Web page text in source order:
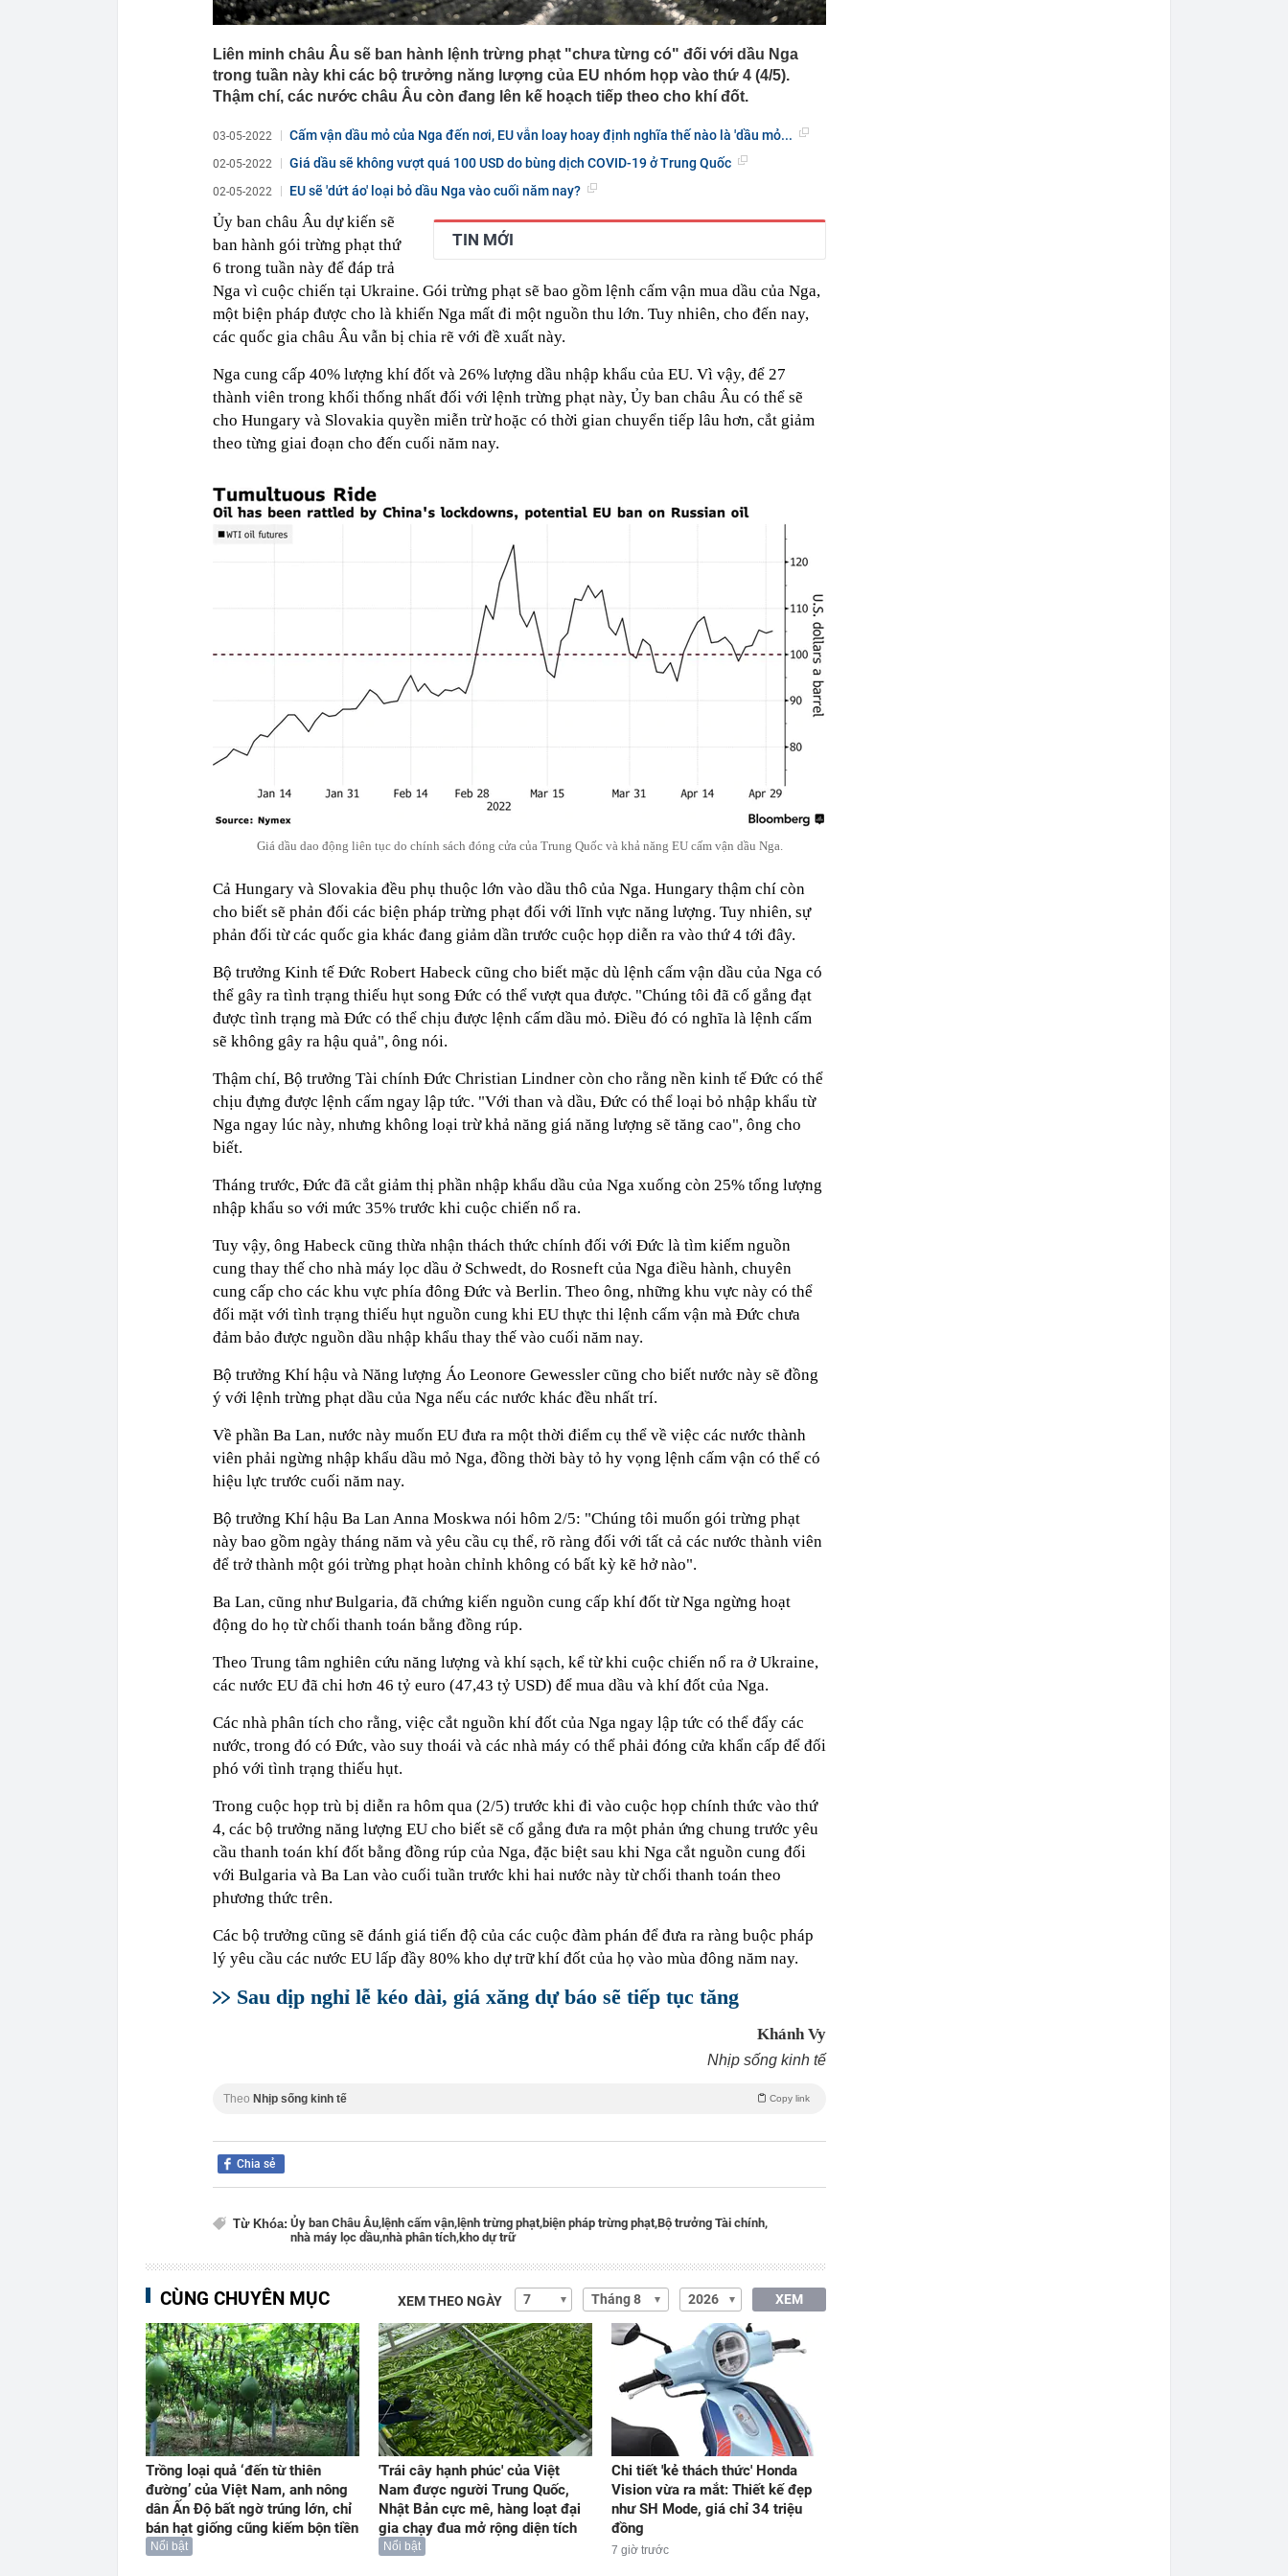
Liên minh châu Âu sẽ ban hành lệnh trừng phạt "chưa từng có" đối với dầu Nga
trong tuần này khi các bộ trưởng năng lượng của EU nhóm họp vào thứ 4 (4/5).
Thậm chí, các nước châu Âu còn đang lên kế hoạch tiếp theo cho khí đốt.
03-05-2022 Cấm vận dầu mỏ của Nga đến nơi, EU vẫn loay hoay định nghĩa thế nào là 'dầu mỏ...
02-05-2022 Giá dầu sẽ không vượt quá 100 USD do bùng dịch COVID-19 ở Trung Quốc
02-05-2022 EU sẽ 'dứt áo' loại bỏ dầu Nga vào cuối năm nay?
TIN MỚI
Ủy ban châu Âu dự kiến sẽ
ban hành gói trừng phạt thứ
6 trong tuần này để đáp trả
Nga vì cuộc chiến tại Ukraine. Gói trừng phạt sẽ bao gồm lệnh cấm vận mua dầu của Nga,
một biện pháp được cho là khiến Nga mất đi một nguồn thu lớn. Tuy nhiên, cho đến nay,
các quốc gia châu Âu vẫn bị chia rẽ với đề xuất này.
Nga cung cấp 40% lượng khí đốt và 26% lượng dầu nhập khẩu của EU. Vì vậy, để 27
thành viên trong khối thống nhất đối với lệnh trừng phạt này, Ủy ban châu Âu có thể sẽ
cho Hungary và Slovakia quyền miễn trừ hoặc có thời gian chuyển tiếp lâu hơn, cắt giảm
theo từng giai đoạn cho đến cuối năm nay.
Giá dầu dao động liên tục do chính sách đóng cửa của Trung Quốc và khả năng EU cấm vận dầu Nga.
Cả Hungary và Slovakia đều phụ thuộc lớn vào dầu thô của Nga. Hungary thậm chí còn
cho biết sẽ phản đối các biện pháp trừng phạt đối với lĩnh vực năng lượng. Tuy nhiên, sự
phản đối từ các quốc gia khác đang giảm dần trước cuộc họp diễn ra vào thứ 4 tới đây.
Bộ trưởng Kinh tế Đức Robert Habeck cũng cho biết mặc dù lệnh cấm vận dầu của Nga có
thể gây ra tình trạng thiếu hụt song Đức có thể vượt qua được. "Chúng tôi đã cố gắng đạt
được tình trạng mà Đức có thể chịu được lệnh cấm dầu mỏ. Điều đó có nghĩa là lệnh cấm
sẽ không gây ra hậu quả", ông nói.
Thậm chí, Bộ trưởng Tài chính Đức Christian Lindner còn cho rằng nền kinh tế Đức có thể
chịu đựng được lệnh cấm ngay lập tức. "Với than và dầu, Đức có thể loại bỏ nhập khẩu từ
Nga ngay lúc này, nhưng không loại trừ khả năng giá năng lượng sẽ tăng cao", ông cho
biết.
Tháng trước, Đức đã cắt giảm thị phần nhập khẩu dầu của Nga xuống còn 25% tổng lượng
nhập khẩu so với mức 35% trước khi cuộc chiến nổ ra.
Tuy vậy, ông Habeck cũng thừa nhận thách thức chính đối với Đức là tìm kiếm nguồn
cung thay thế cho nhà máy lọc dầu ở Schwedt, do Rosneft của Nga điều hành, chuyên
cung cấp cho các khu vực phía đông Đức và Berlin. Theo ông, những khu vực này có thể
đối mặt với tình trạng thiếu hụt nguồn cung khi EU thực thi lệnh cấm vận mà Đức chưa
đảm bảo được nguồn dầu nhập khẩu thay thế vào cuối năm nay.
Bộ trưởng Khí hậu và Năng lượng Áo Leonore Gewessler cũng cho biết nước này sẽ đồng
ý với lệnh trừng phạt dầu của Nga nếu các nước khác đều nhất trí.
Về phần Ba Lan, nước này muốn EU đưa ra một thời điểm cụ thể về việc các nước thành
viên phải ngừng nhập khẩu dầu mỏ Nga, đồng thời bày tỏ hy vọng lệnh cấm vận có thể có
hiệu lực trước cuối năm nay.
Bộ trưởng Khí hậu Ba Lan Anna Moskwa nói hôm 2/5: "Chúng tôi muốn gói trừng phạt
này bao gồm ngày tháng năm và yêu cầu cụ thể, rõ ràng đối với tất cả các nước thành viên
để trở thành một gói trừng phạt hoàn chỉnh không có bất kỳ kẽ hở nào".
Ba Lan, cũng như Bulgaria, đã chứng kiến nguồn cung cấp khí đốt từ Nga ngừng hoạt
động do họ từ chối thanh toán bằng đồng rúp.
Theo Trung tâm nghiên cứu năng lượng và khí sạch, kể từ khi cuộc chiến nổ ra ở Ukraine,
các nước EU đã chi hơn 46 tỷ euro (47,43 tỷ USD) để mua dầu và khí đốt của Nga.
Các nhà phân tích cho rằng, việc cắt nguồn khí đốt của Nga ngay lập tức có thể đẩy các
nước, trong đó có Đức, vào suy thoái và các nhà máy có thể phải đóng cửa khẩn cấp để đối
phó với tình trạng thiếu hụt.
Trong cuộc họp trù bị diễn ra hôm qua (2/5) trước khi đi vào cuộc họp chính thức vào thứ
4, các bộ trưởng năng lượng EU cho biết sẽ cố gắng đưa ra một phản ứng chung trước yêu
cầu thanh toán khí đốt bằng đồng rúp của Nga, đặc biệt sau khi Nga cắt nguồn cung đối
với Bulgaria và Ba Lan vào cuối tuần trước khi hai nước này từ chối thanh toán theo
phương thức trên.
Các bộ trưởng cũng sẽ đánh giá tiến độ của các cuộc đàm phán để đưa ra ràng buộc pháp
lý yêu cầu các nước EU lấp đầy 80% kho dự trữ khí đốt của họ vào mùa đông năm nay.
Sau dịp nghỉ lễ kéo dài, giá xăng dự báo sẽ tiếp tục tăng
Khánh Vy
Nhịp sống kinh tế
Theo Nhịp sống kinh tế Copy link
Chia sẻ
Từ Khóa: Ủy ban Châu Âu,lệnh cấm vận,lệnh trừng phạt,biện pháp trừng phạt,Bộ trưởng Tài chính,
nhà máy lọc dầu,nhà phân tích,kho dự trữ
CÙNG CHUYÊN MỤC XEM THEO NGÀY XEM
Trồng loại quả ‘đến từ thiên
đường’ của Việt Nam, anh nông
dân Ấn Độ bất ngờ trúng lớn, chỉ
bán hạt giống cũng kiếm bộn tiền
Nổi bật
'Trái cây hạnh phúc' của Việt
Nam được người Trung Quốc,
Nhật Bản cực mê, hàng loạt đại
gia chạy đua mở rộng diện tích
Nổi bật
Chi tiết 'kẻ thách thức' Honda
Vision vừa ra mắt: Thiết kế đẹp
như SH Mode, giá chỉ 34 triệu
đồng
7 giờ trước